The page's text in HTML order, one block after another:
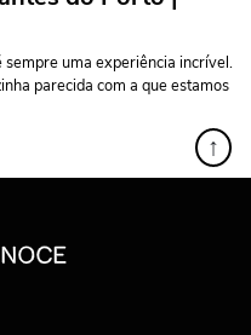
uma experiência incrível.
parecida com a que estamos
↑